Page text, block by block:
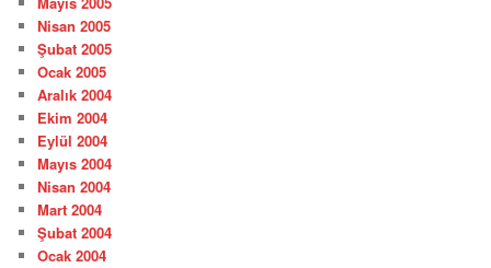
Nisan 2005
Şubat 2005
Ocak 2005
Aralık 2004
Ekim 2004
Eylül 2004
Mayıs 2004
Nisan 2004
Mart 2004
Şubat 2004
Ocak 2004